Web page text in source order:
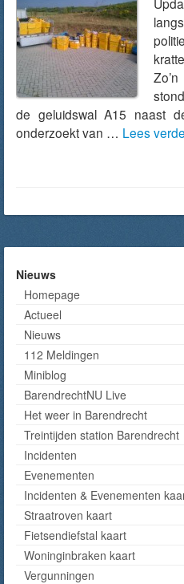
de geluidswal A15 naast
onderzoekt van … Lees
Nieuws
Homepage
Actueel
Nieuws
112 Meldingen
Miniblog
BarendrechtNU Live
Het weer in Barendrecht
Treintijden station Barendrecht
Incidenten
Evenementen
Incidenten & Evenementen
Straatroven kaart
Fietsendiefstal kaart
Woninginbraken kaart
Vergunningen